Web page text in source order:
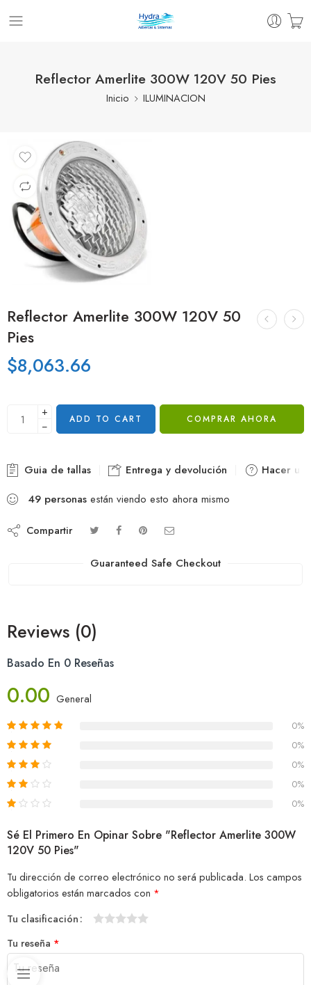
Reflector Amerlite 300W 120V 50 Pies
Inicio ILUMINACION
Reflector Amerlite 300W 120V 50
Pies
$8,063.66
+
−
ADD TO CART COMPRAR AHORA
Guia de tallas Entrega y devolución
Hacer
49 personas están viendo esto ahora mismo
Compartir
Guaranteed Safe Checkout
Reviews (0)
Basado En 0 Reseñas
0.00 General
0%
0%
0%
0%
0%
Sé El Primero En Opinar Sobre "Reflector Amerlite 300W
120V 50 Pies"
Tu dirección de correo electrónico no será publicada. Los campos
obligatorios están marcados con *
Tu clasificación
Tu reseña *